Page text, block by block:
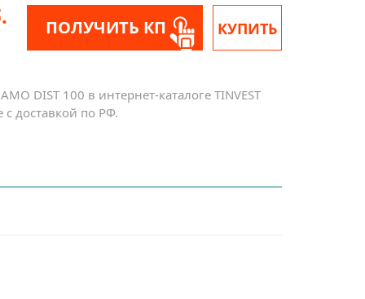
ПОЛУЧИТЬ КП КУПИТЬ
DIST 100 в интернет-каталоге TINVEST
доставкой по РФ.